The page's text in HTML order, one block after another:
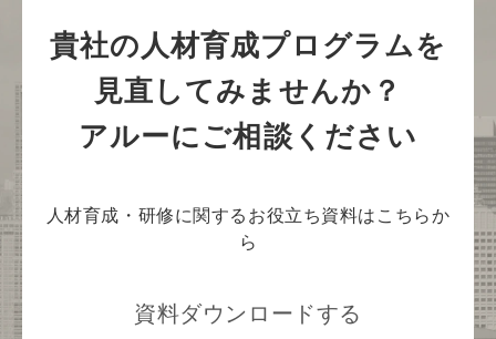
貴社の人材育成プログラムを
見直してみませんか？
アルーにご相談ください
人材育成・研修に関するお役立ち資料はこちらか
ら
資料ダウンロードする